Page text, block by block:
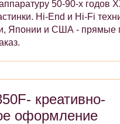
50-90-х годов
Hi-End и Hi-Fi
Японии и США - прямые
креативно-
оформление